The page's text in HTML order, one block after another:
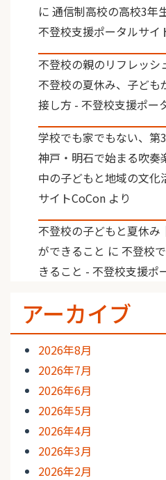
に 通信制高校の高校3年
不登校支援ポータルサイ
不登校の親のリフレッ
不登校の夏休み、子ど
接し方 - 不登校支援ポー
学校でも家でもない、第
神戸・明石で始まる吹奏
中の子どもと地域の文
サイトCoCon より
不登校の子どもと夏休
ができること に 不登校
きること - 不登校支援ポ
アーカイブ
2026年8月
2026年7月
2026年6月
2026年5月
2026年4月
2026年3月
2026年2月